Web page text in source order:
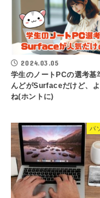
2024.03.05
学生のノートPCの選考基
んどがSurfaceだけど、
ね(ホントに)
パ